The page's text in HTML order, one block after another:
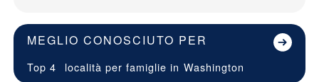
MEGLIO CONOSCIUTO PER
Top 4 località per famiglie in Washington